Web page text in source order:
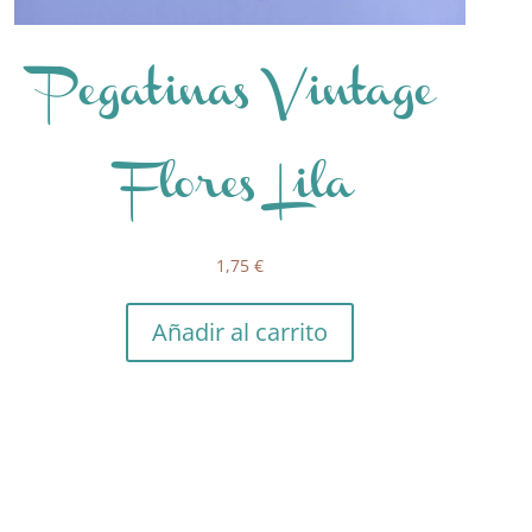
Pegatinas Vintage
Flores Lila
1,75€
Añadir al carrito